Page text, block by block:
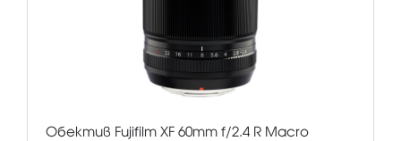
Обектив Fujifilm XF 60mm f/2.4 R Macro